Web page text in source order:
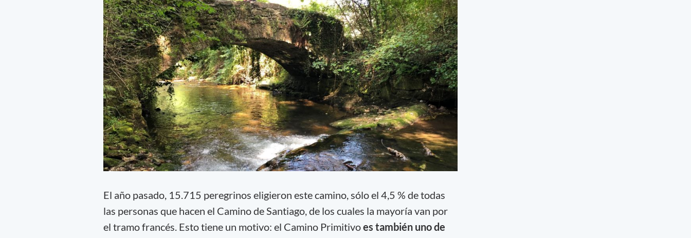
El año pasado, 15.715 peregrinos eligieron este camino, sólo el 4,5 % de todas
las personas que hacen el Camino de Santiago, de los cuales la mayoría van por
el tramo francés. Esto tiene un motivo: el Camino Primitivoes también uno de